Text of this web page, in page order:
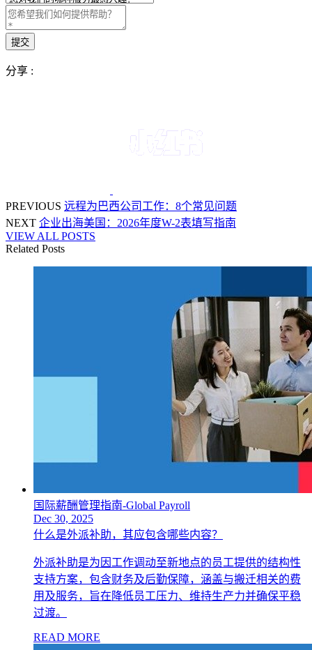
分享 :
PREVIOUS 远程为巴西公司工作：8个常见问题
NEXT 企业出海美国：2026年度W-2表填写指南
VIEW ALL POSTS
Related Posts
国际薪酬管理指南-Global Payroll
Dec 30, 2025
什么是外派补助，其应包含哪些内容？
外派补助是为因工作调动至新地点的员工提供的结构性
支持方案，包含财务及后勤保障，涵盖与搬迁相关的费
用及服务，旨在降低员工压力、维持生产力并确保平稳
过渡。
READ MORE